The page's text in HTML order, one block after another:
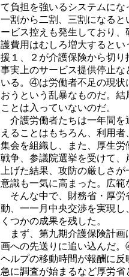
て負担を強いるシステムに
一割から二割、三割になる
ービス控えも発生しており
護費用はむしろ増大すると
援１、２が介護保険から切
事実上のサービス提供停止
いる。④は労働者不足の現状
おうという乱暴なものだ。
ことは入っていないのだ。
介護労働者たちは一年間を
えることはもちろん、利用
集会を組織し、また、厚生
戦争、参議院選挙を受けて
上げた結果、攻防の厳しさ
意識も一気に高まった。広
そんな中で、財務省・厚労
動、一一月中央交渉を実現
くつかの成果を残した。
まず、第九期介護保険計
画への先送りに追い込んだ
ヘルプの移動時間が報酬に
急に調査が始まるなど厚労